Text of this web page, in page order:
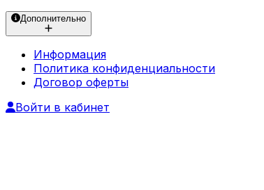
Дополнительно
Информация
Политика конфиденциальности
Договор оферты
Войти в кабинет